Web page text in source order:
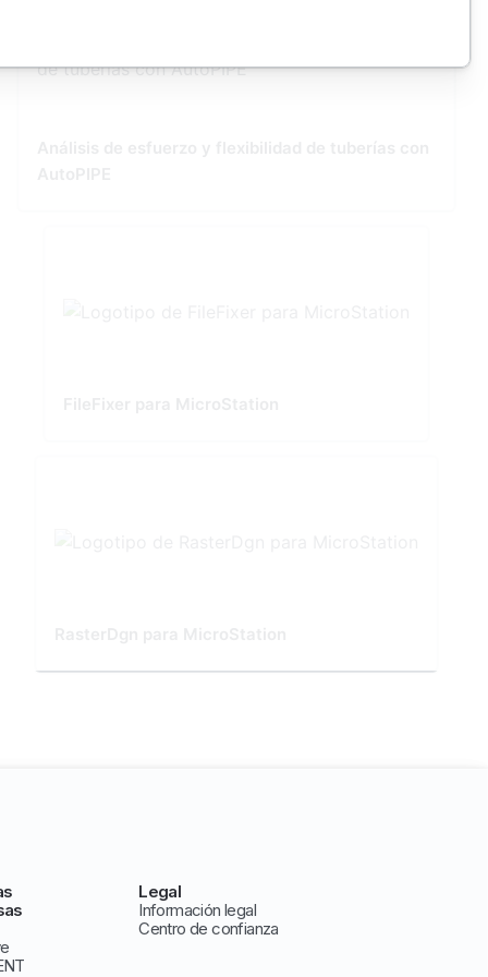
Legal
Información legal
Centro de confianza